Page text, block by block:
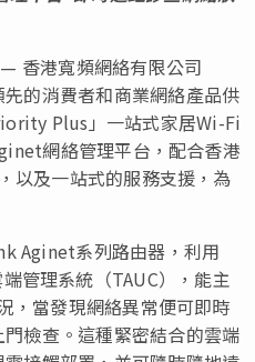
香港寬頻網絡有限公司
先的消費者和商業網絡產品供
Plus」一站式家居Wi-Fi
網絡管理平台，配合香港
以及一站式的服務支援，為
Aginet系列路由器，利用
管理系統（TAUC），能主
，當發現網絡異常便可即時
檢查。這種緊密結合的雲端